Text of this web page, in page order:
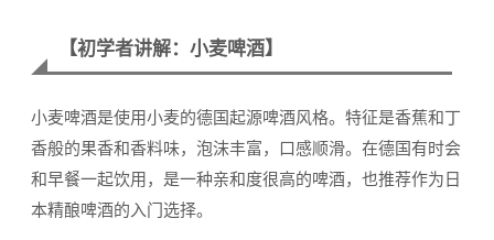
【初学者讲解：小麦啤酒】
小麦啤酒是使用小麦的德国起源啤酒风格。特征是香蕉和丁
香般的果香和香料味，泡沫丰富，口感顺滑。在德国有时会
和早餐一起饮用，是一种亲和度很高的啤酒，也推荐作为日
本精酿啤酒的入门选择。